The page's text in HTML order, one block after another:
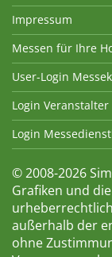
Impressum
Messen für Ihre
User-Login
Login Veranstalter
Login
© 2008-2026
Grafiken und
außerhalb der
ohne